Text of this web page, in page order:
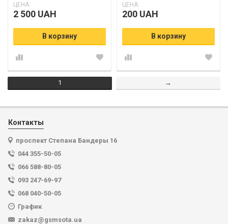
ЦЕНА:
2 500 UAH
В корзину
ЦЕНА:
200 UAH
В корзину
1 →
Контакты
проспект Степана Бандеры 16
044 355-50-05
066 588-80-05
093 247-69-97
068 040-50-05
График
zakaz@gsmsota.ua